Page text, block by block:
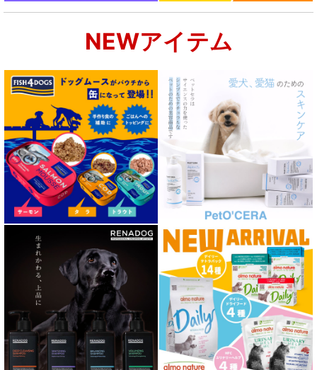
NEWアイテム